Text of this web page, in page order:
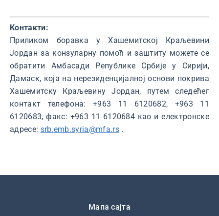
Контакти:
Приликом боравка у Хашемитској Краљевини
Јордан за конзуларну помоћ и заштиту можете се
обратити Амбасади Републике Србије у Сирији,
Дамаск, која на нерезиденцијалној основи покрива
Хашемитску Краљевину Јордан, путем следећег
контакт телефона: +963 11 6120682, +963 11
6120683, факс: +963 11 6120684 као и електронске
адресе: srb.emb.syria@mfa.rs.
Мапа сајта